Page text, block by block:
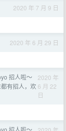
2020 年 7 月 9 日
2020 年 6 月 29 日
招人啦～
有招人，欢
2020 年
6 月 22
日
招人啦～